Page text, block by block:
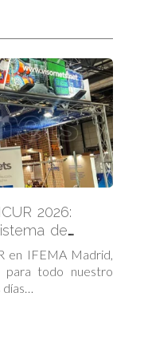
2026:
de
en IFEMA Madrid,
para todo nuestro